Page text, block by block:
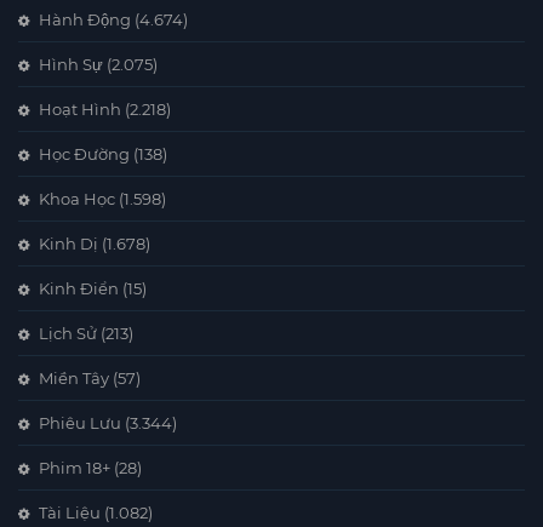
Hành Động (4.674)
Hình Sự (2.075)
Hoạt Hình (2.218)
Học Đường (138)
Khoa Học (1.598)
Kinh Dị (1.678)
Kinh Điển (15)
Lịch Sử (213)
Miền Tây (57)
Phiêu Lưu (3.344)
Phim 18+ (28)
Tài Liệu (1.082)